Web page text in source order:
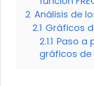
2 Análisis de
2.1 Gráficos
2.1.1 Paso a
gráficos